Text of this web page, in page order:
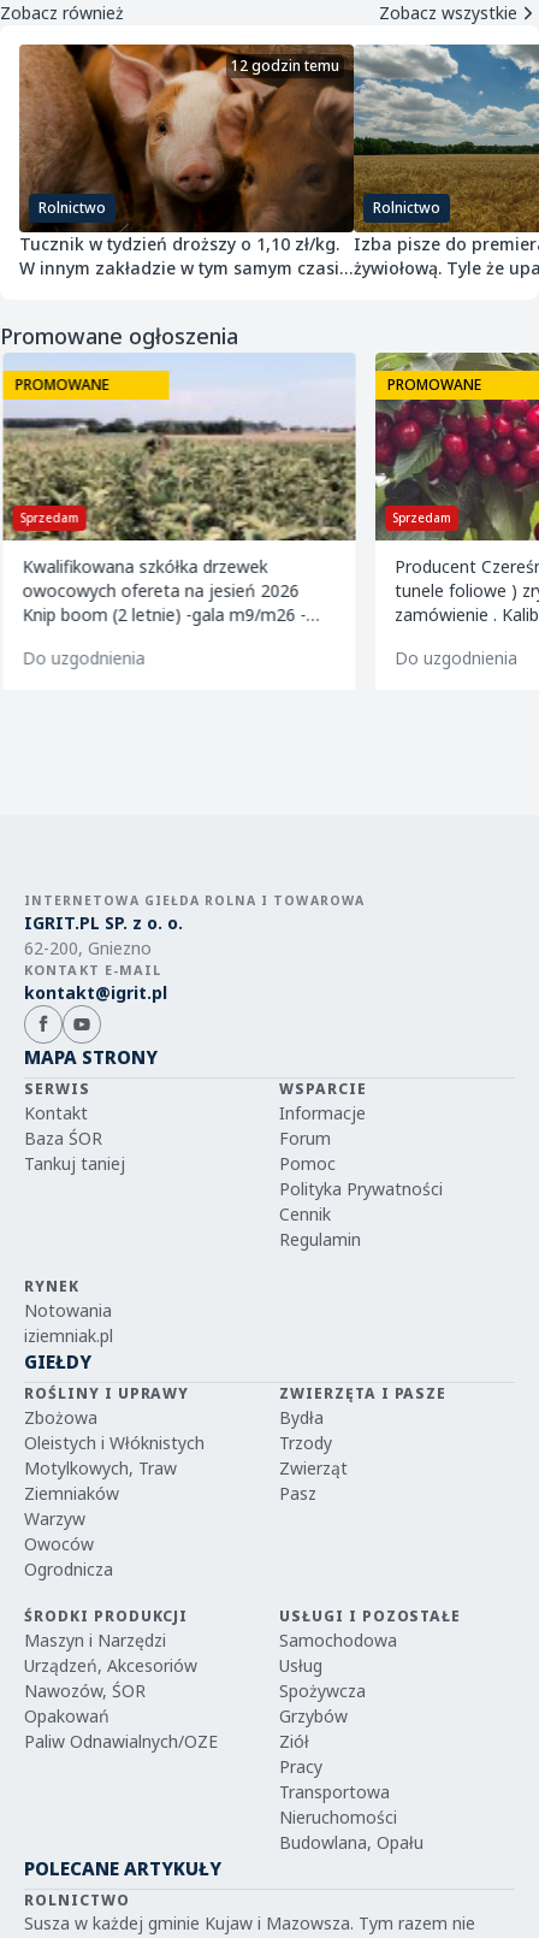
Zobacz również Zobacz wszystkie
Rolnictwo
12 godzin temu
Tucznik w tydzień droższy o 1,10 zł/kg.
W innym zakładzie w tym samym czasie
Rolnictwo
Izba pisze do
żywiołową. Tyle że
Promowane ogłoszenia
Sprzedam
PROMOWANE
Kwalifikowana szkółka drzewek
owocowych ofereta na jesień 2026
Knip boom (2 letnie) -gala m9/m26 -
m9 -paulared m9/m2
Do uzgodnienia
Sprzedam
PROMOWANE
Producent
tunele foliowe )
zamówienie . Kalibrowane , chłodzone i
Do uzgodnienia
INTERNETOWA GIEŁDA ROLNA I TOWAROWA
IGRIT.PL SP. z o. o.
62-200, Gniezno
KONTAKT E-MAIL
kontakt@igrit.pl
MAPA STRONY
SERWIS
Kontakt
Baza ŚOR
Tankuj taniej
WSPARCIE
Informacje
Forum
Pomoc
Polityka Prywatności
Cennik
Regulamin
RYNEK
Notowania
iziemniak.pl
GIEŁDY
ROŚLINY I UPRAWY
Zbożowa
Oleistych i Włóknistych
Motylkowych, Traw
Ziemniaków
Warzyw
Owoców
Ogrodnicza
ZWIERZĘTA I PASZE
Bydła
Trzody
Zwierząt
Pasz
ŚRODKI PRODUKCJI
Maszyn i Narzędzi
Urządzeń, Akcesoriów
Nawozów, ŚOR
Opakowań
Paliw Odnawialnych/OZE
USŁUGI I POZOSTAŁE
Samochodowa
Usług
Spożywcza
Grzybów
Ziół
Pracy
Transportowa
Nieruchomości
Budowlana, Opału
POLECANE ARTYKUŁY
ROLNICTWO
Susza w każdej gminie Kujaw i Mazowsza. Tym razem nie